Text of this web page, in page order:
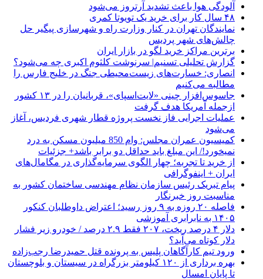
آلودگی هوا باعث تشدید آرتروز می‌شود
۴۸ سال کار برای خرید یک تویوتا کمری
نمایندگان تهران در کنار وزارت راه و شهرسازی پیگیر حل
چالش‌های شهر پردیس
برترین مراکز خرید لگو در بازار ایران
گزارش تحلیلی تسنیم| سرنوشت کلثوم اکبری چه می‌شود؟
انصاری: خسارت‌های زیست‌محیطی جنگ در خلیج فارس را
مطالبه‌ می‌کنیم
جاسوس‌افزار چینی «لایت‌اسپای»، قربانیان را در ۱۳ کشور
ازجمله آمریکا هدف گرفت
عملیات اجرایی فاز نخست پروژه قطار شهری فردیس، آغاز
می‌شود
کمیسیون عمران مجلس: وام 850 میلیون مسکن به درد
نمیخورد!/ این مبلغ باید حداقل دو برابر باشد+ جزئیات
از خرید تا تجربه؛ چهار الگوی سرمایه‌گذاری در مگامال‌های
ایران + اینفوگرافی
پیام تبریک رئیس سازمان نظام مهندسی ساختمان کشور به
مناسبت روز خبرنگار
فاصله ۲۰ روزه به ۹ روز رسید؛ اعتراض داوطلبان کنکور
۱۴۰۵ به نابرابری آموزشی
دلار ۴ درصد ریخت، ۲۰۷ فقط ۲.۹ درصد / خودرو زیر فشار
دلار کوتاه می‌آید؟
ورود تیم کارآگاهان پلیس به پرونده قتل حمیدرضا رجب‌زاده
بهره برداری از ۱۲۰ کیلومتر بزرگراه در سیستان و بلوچستان
تا پایان امسال